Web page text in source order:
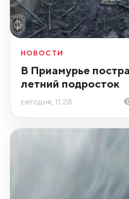
НОВОСТИ
В Приамурье
летний подросток
сегодня, 11:28